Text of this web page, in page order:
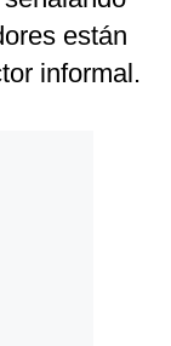
están
informal.